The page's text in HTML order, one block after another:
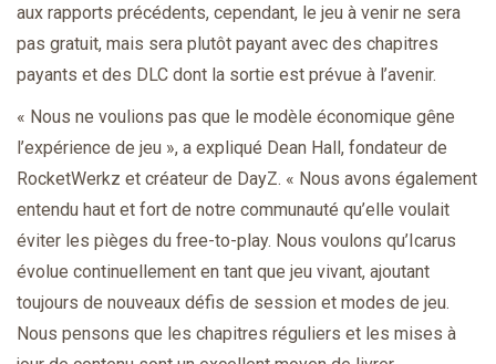
aux rapports précédents, cependant, le jeu à venir ne sera
pas gratuit, mais sera plutôt payant avec des chapitres
payants et des DLC dont la sortie est prévue à l’avenir.
« Nous ne voulions pas que le modèle économique gêne
l’expérience de jeu », a expliqué Dean Hall, fondateur de
RocketWerkz et créateur de DayZ. « Nous avons également
entendu haut et fort de notre communauté qu’elle voulait
éviter les pièges du free-to-play. Nous voulons qu’Icarus
évolue continuellement en tant que jeu vivant, ajoutant
toujours de nouveaux défis de session et modes de jeu.
Nous pensons que les chapitres réguliers et les mises à